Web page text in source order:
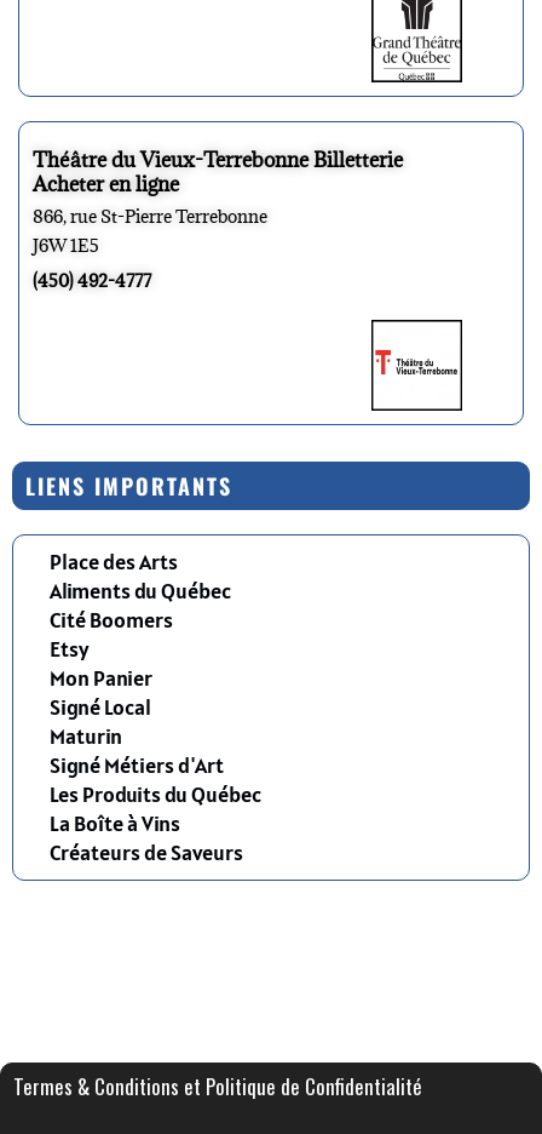
Théâtre du Vieux-Terrebonne Billetterie
Acheter en ligne
866, rue St-Pierre Terrebonne
J6W 1E5
(450) 492-4777
LIENS IMPORTANTS
Place des Arts
Aliments du Québec
Cité Boomers
Etsy
Mon Panier
Signé Local
Maturin
Signé Métiers d'Art
Les Produits du Québec
La Boîte à Vins
Créateurs de Saveurs
Termes & Conditions et Politique de Confidentialité